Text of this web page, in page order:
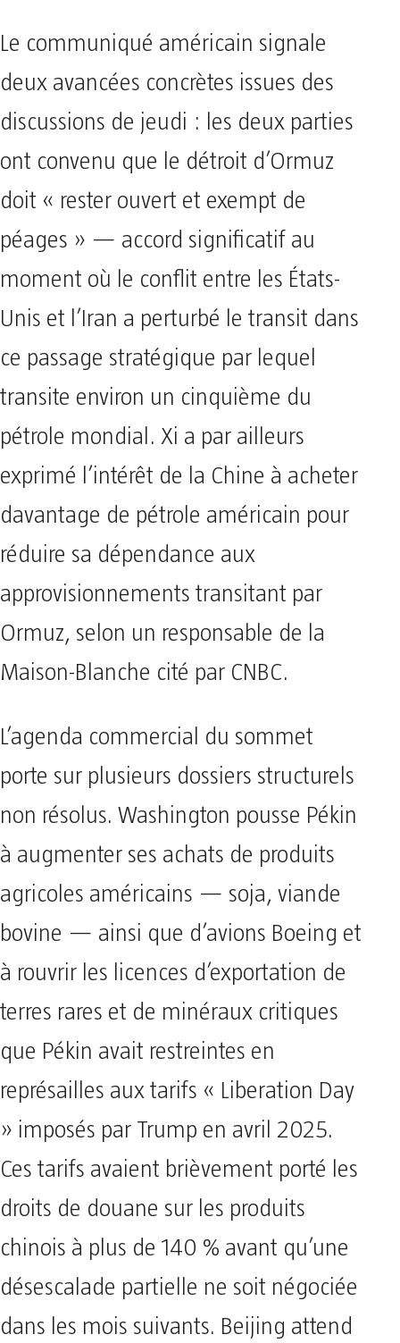
Le communiqué américain signale
deux avancées concrètes issues des
discussions de jeudi : les deux parties
ont convenu que le détroit d’Ormuz
doit « rester ouvert et exempt de
péages » — accord significatif au
moment où le conflit entre les États-
Unis et l’Iran a perturbé le transit dans
ce passage stratégique par lequel
transite environ un cinquième du
pétrole mondial. Xi a par ailleurs
exprimé l’intérêt de la Chine à acheter
davantage de pétrole américain pour
réduire sa dépendance aux
approvisionnements transitant par
Ormuz, selon un responsable de la
Maison-Blanche cité par CNBC.
L’agenda commercial du sommet
porte sur plusieurs dossiers structurels
non résolus. Washington pousse Pékin
à augmenter ses achats de produits
agricoles américains — soja, viande
bovine — ainsi que d’avions Boeing et
à rouvrir les licences d’exportation de
terres rares et de minéraux critiques
que Pékin avait restreintes en
représailles aux tarifs « Liberation Day
» imposés par Trump en avril 2025.
Ces tarifs avaient brièvement porté les
droits de douane sur les produits
chinois à plus de 140 % avant qu’une
désescalade partielle ne soit négociée
dans les mois suivants. Beijing attend